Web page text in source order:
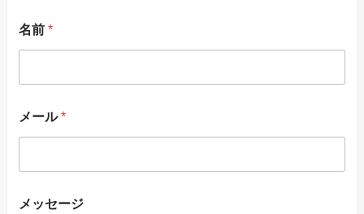
名前*
メール*
メッセージ